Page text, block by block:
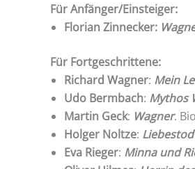
Für Anfänger/Einsteiger:
Florian Zinnecker:
Für Fortgeschrittene:
Richard Wagner: Mein
Udo Bermbach: Mythos
Martin Geck: Wagner.
Holger Noltze: Liebestod
Eva Rieger: Minna und